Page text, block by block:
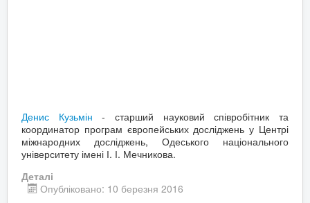
Денис Кузьмін- старший науковий співробітник та
координатор програм європейських досліджень у Центрі
міжнародних досліджень, Одеського національного
університету імені І. І. Мечникова.
Деталі
Опубліковано: 10 березня 2016